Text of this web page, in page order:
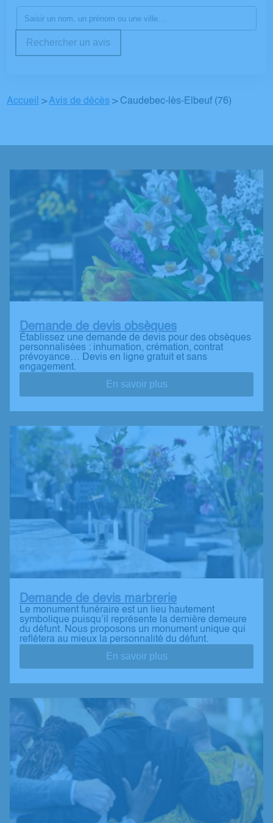
Rechercher un avis
Accueil >Avis de décès > Caudebec-lès-Elbeuf (76)
Demande de devis obsèques
Établissez une demande de devis pour des obsèques
personnalisées : inhumation, crémation, contrat
prévoyance… Devis en ligne gratuit et sans
engagement.
En savoir plus
Demande de devis marbrerie
Le monument funéraire est un lieu hautement
symbolique puisqu’il représente la dernière demeure
du défunt. Nous proposons un monument unique qui
reflétera au mieux la personnalité du défunt.
En savoir plus